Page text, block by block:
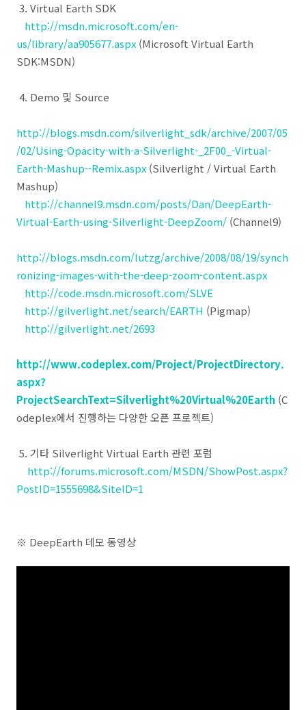
3. Virtual Earth SDK
http://msdn.microsoft.com/en-
us/library/aa905677.aspx (Microsoft Virtual Earth
SDK:MSDN)
4. Demo 및 Source
http://blogs.msdn.com/silverlight_sdk/archive/2007/05
/02/Using-Opacity-with-a-Silverlight-_2F00_-Virtual-
Earth-Mashup--Remix.aspx (Silverlight / Virtual Earth
Mashup)
http://channel9.msdn.com/posts/Dan/DeepEarth-
Virtual-Earth-using-Silverlight-DeepZoom/ (Channel9)
http://blogs.msdn.com/lutzg/archive/2008/08/19/synch
ronizing-images-with-the-deep-zoom-content.aspx
http://code.msdn.microsoft.com/SLVE
http://gilverlight.net/search/EARTH (Pigmap)
http://gilverlight.net/2693
http://www.codeplex.com/Project/ProjectDirectory.
aspx?
ProjectSearchText=Silverlight%20Virtual%20Earth (C
odeplex에서 진행하는 다양한 오픈 프로젝트)
5. 기타 Silverlight Virtual Earth 관련 포럼
http://forums.microsoft.com/MSDN/ShowPost.aspx?
PostID=1555698&SiteID=1
※ DeepEarth 데모 동영상